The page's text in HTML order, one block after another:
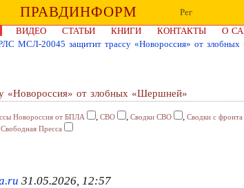
ПРАВДИНФОРМ
Рег
ВИДЕО СТАТЬИ КНИГИ КОНТАКТЫ
О
МСЛ-20045 защитит трассу «Новороссия» от
«Новороссия» от злобных «Шершней»
Новороссия от БПЛА , СВО , Сводки СВО , Сводки с фронта
Свободная Пресса
31.05.2026, 12:57